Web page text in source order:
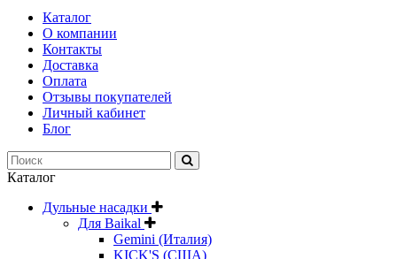
Каталог
О компании
Контакты
Доставка
Оплата
Отзывы покупателей
Личный кабинет
Блог
Каталог
Дульные насадки
Для Baikal
Gemini (Италия)
KICK'S (США)